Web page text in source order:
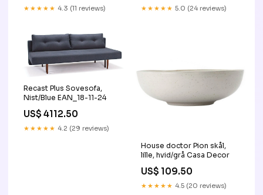
★★★★★ 4.3 (11 reviews) ★★★★★ 5.0 (24 reviews)
Recast Plus Sovesofa,
Nist/Blue EAN_18-11-24
US$ 4112.50
★★★★★ 4.2 (29 reviews)
House doctor Pion skål,
lille, hvid/grå Casa Decor
US$ 109.50
★★★★★ 4.5 (20 reviews)